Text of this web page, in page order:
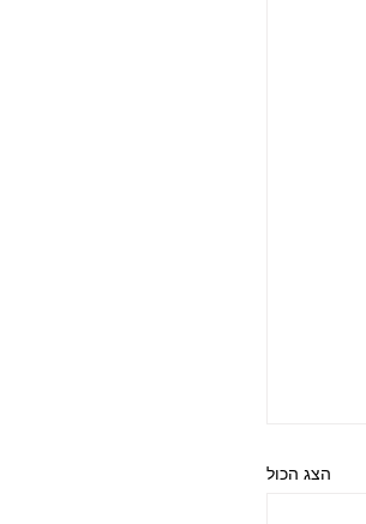
הצג הכול